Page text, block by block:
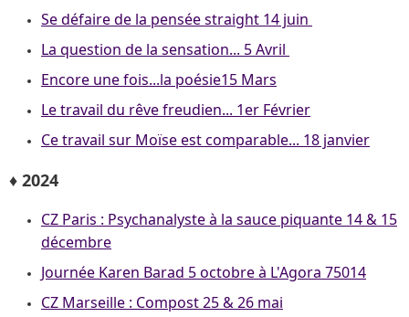
Se défaire de la pensée straight 14 juin
La question de la sensation... 5 Avril
Encore une fois...la poésie15 Mars
Le travail du rêve freudien... 1er Février
Ce travail sur Moïse est comparable... 18 janvier
♦ 2024
CZ Paris : Psychanalyste à la sauce piquante 14 & 15
décembre
Journée Karen Barad 5 octobre à L'Agora 75014
CZ Marseille : Compost 25 & 26 mai